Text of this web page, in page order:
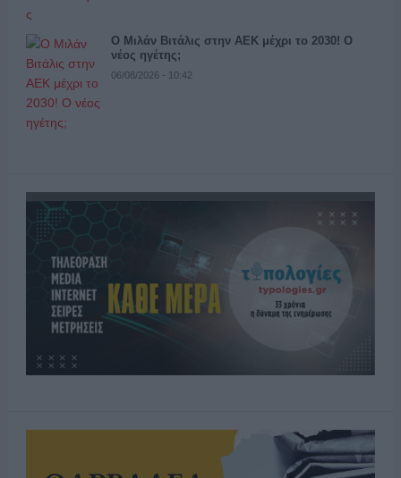
Ο Μιλάν Βιτάλις στην ΑΕΚ μέχρι το 2030! Ο
νέος ηγέτης;
06/08/2026 - 10:42